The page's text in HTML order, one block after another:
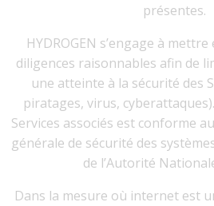
présentes.
HYDROGEN s’engage à
diligences raisonnables afin de
une atteinte à la sécurité des
piratages, virus,
Services associés est conforme
générale de sécurité des
de l’Autorité
Dans la mesure où internet est